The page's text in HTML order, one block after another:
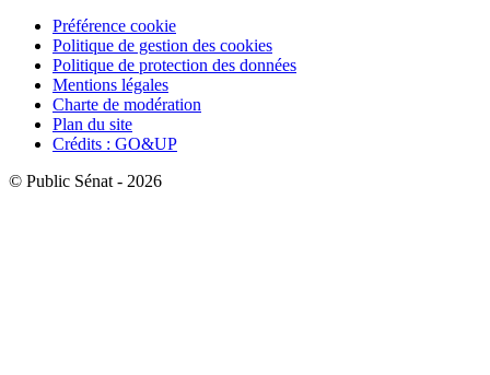
Préférence cookie
Politique de gestion des cookies
Politique de protection des données
Mentions légales
Charte de modération
Plan du site
Crédits : GO&UP
© Public Sénat - 2026